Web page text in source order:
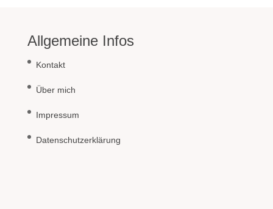
Allgemeine Infos
Kontakt
Über mich
Impressum
Datenschutzerklärung